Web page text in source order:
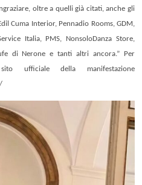
oltre a quelli già citati, anche gli
Cuma Interior, Pennadio Rooms, GDM,
Italia, PMS, NonsoloDanza Store,
di Nerone e tanti altri ancora.” Per
ufficiale della manifestazione